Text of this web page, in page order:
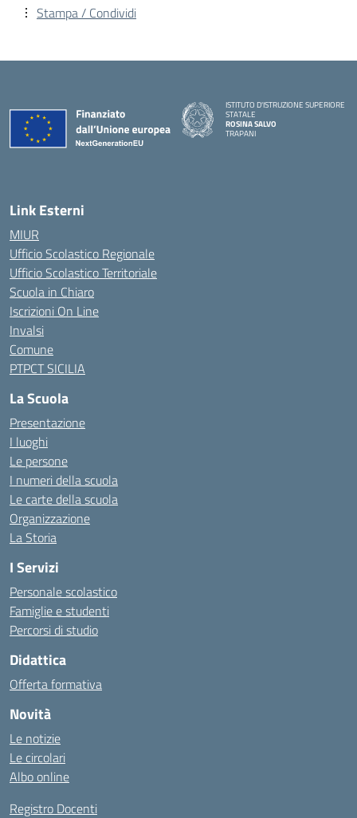
Stampa / Condividi
ISTITUTO D'ISTRUZIONE SUPERIORE
STATALE
ROSINA SALVO
TRAPANI
Link Esterni
MIUR
Ufficio Scolastico Regionale
Ufficio Scolastico Territoriale
Scuola in Chiaro
Iscrizioni On Line
Invalsi
Comune
PTPCT SICILIA
La Scuola
Presentazione
I luoghi
Le persone
I numeri della scuola
Le carte della scuola
Organizzazione
La Storia
I Servizi
Personale scolastico
Famiglie e studenti
Percorsi di studio
Didattica
Offerta formativa
Novità
Le notizie
Le circolari
Albo online
Registro Docenti